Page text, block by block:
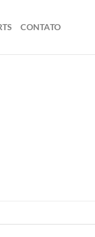
CONTATO